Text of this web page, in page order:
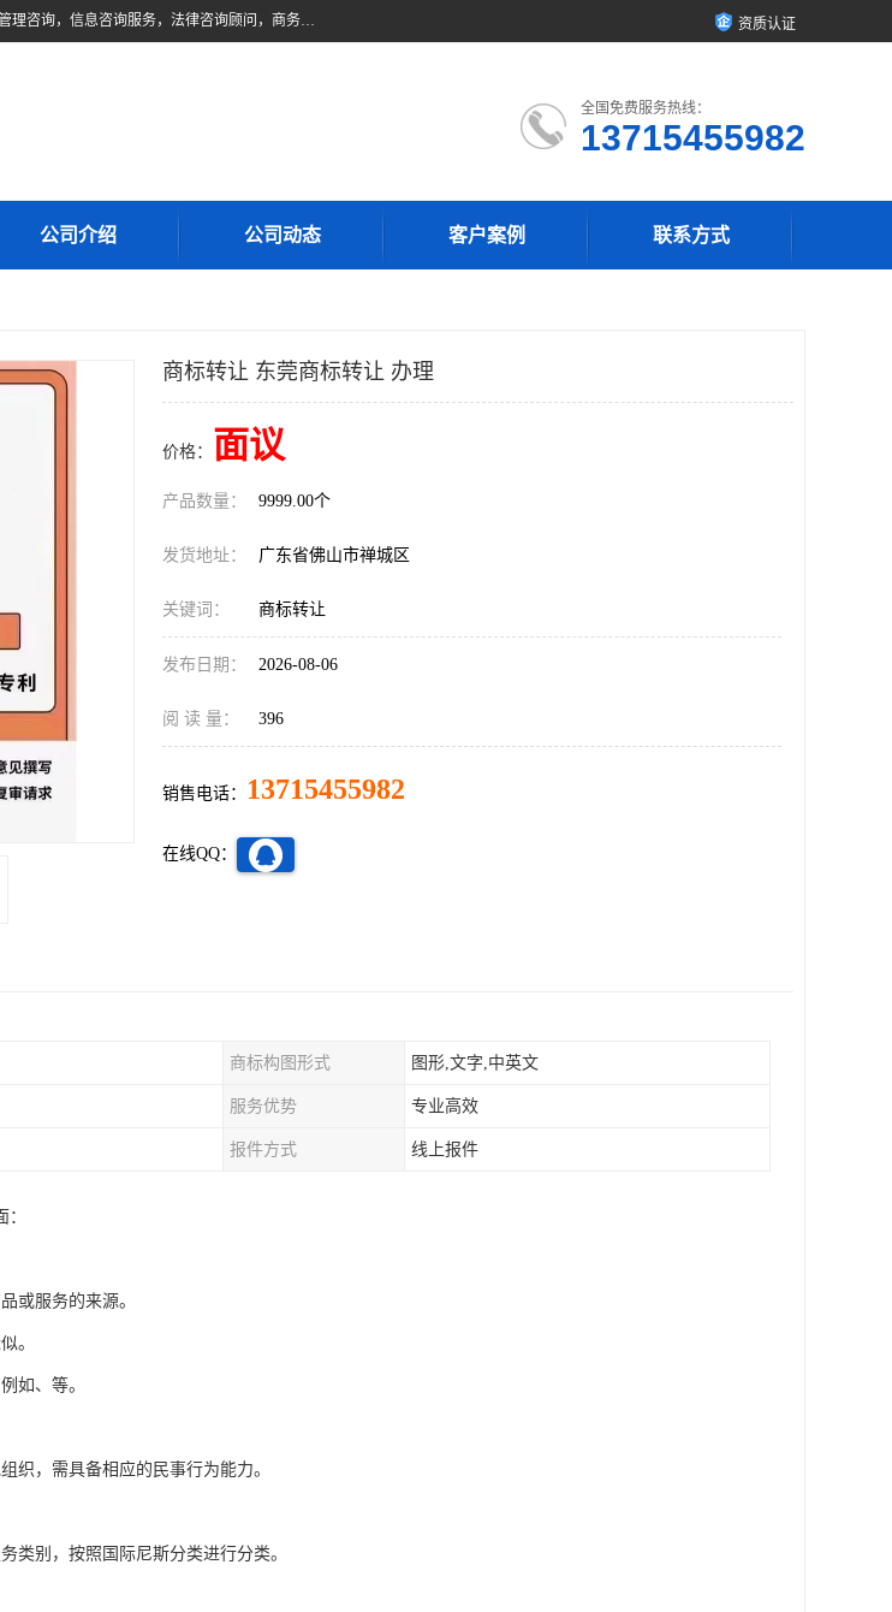
佛山市领云财务顾问有限公司注册地位于佛山市禅城区。经营范围包括：财务咨询，税务服务，企业管理咨询，信息咨询服务，法律咨询顾问，商务代理代办等服务；主要项目有：代理记账，旧账账务处理，疑难账务处理，建账审账；纳税申报，网上申请发票，企业税务分析、审查与评估；注册个体工商户，注册公司，公司注销；企业名称、地址、法人、股东、经营范围、营业期限等资料变更；商标注册、商标转让。财税审计、税务咨询、公司年审。 资质认证
全国免费服务热线：
13715455982
公司介绍 公司动态 客户案例 联系方式
商标转让 东莞商标转让 办理
价格： 面议
产品数量： 9999.00个
发货地址： 广东省佛山市禅城区
关键词： 商标转让
发布日期： 2026-08-06
阅 读 量： 396
销售电话： 13715455982
在线QQ：
商标构图形式 图形,文字,中英文
服务优势 专业高效
报件方式 线上报件
或服务的来源。
。
如、等。
织，需具备相应的民事行为能力。
类别，按照国际尼斯分类进行分类。